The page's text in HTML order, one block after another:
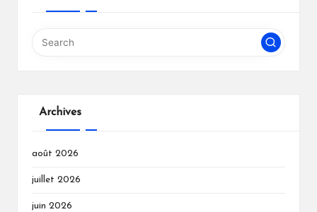
Archives
août 2026
juillet 2026
juin 2026